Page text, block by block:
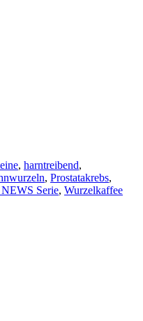
, harntreibend,
, Prostatakrebs,
Serie, Wurzelkaffee